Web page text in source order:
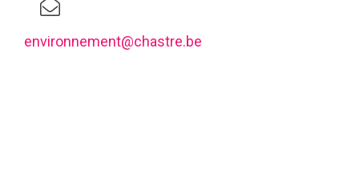
environnement@chastre.be